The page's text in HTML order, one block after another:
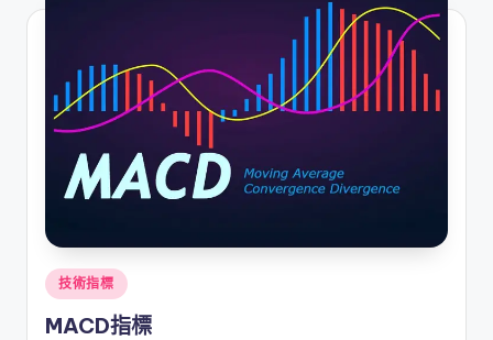
Posted
in
技術指標
MACD指標